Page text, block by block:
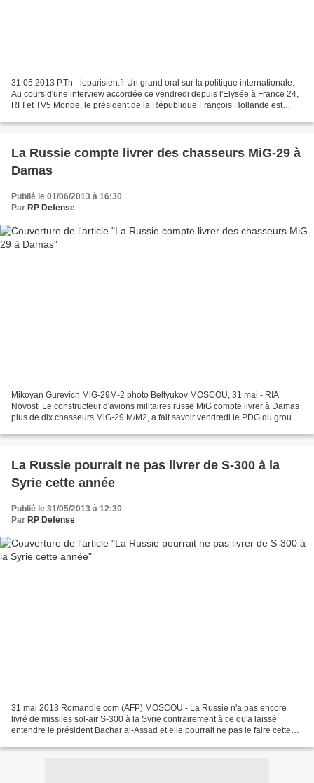
31.05.2013 P.Th - leparisien.fr Un grand oral sur la politique internationale.
Au cours d'une interview accordée ce vendredi depuis l'Elysée à France 24,
RFI et TV5 Monde, le président de la République François Hollande est
La Russie compte livrer des chasseurs MiG-29 à
Damas
Publié le 01/06/2013 à 16:30
Par RP Defense
Mikoyan Gurevich MiG-29M-2 photo Beltyukov MOSCOU, 31 mai - RIA
Novosti Le constructeur d'avions militaires russe MiG compte livrer à Damas
plus de dix chasseurs MiG-29 M/M2, a fait savoir vendredi le PDG du groupe
La Russie pourrait ne pas livrer de S-300 à la
Syrie cette année
Publié le 31/05/2013 à 12:30
Par RP Defense
31 mai 2013 Romandie.com (AFP) MOSCOU - La Russie n'a pas encore
livré de missiles sol-air S-300 à la Syrie contrairement à ce qu'a laissé
entendre le président Bachar al-Assad et elle pourrait ne pas le faire cette